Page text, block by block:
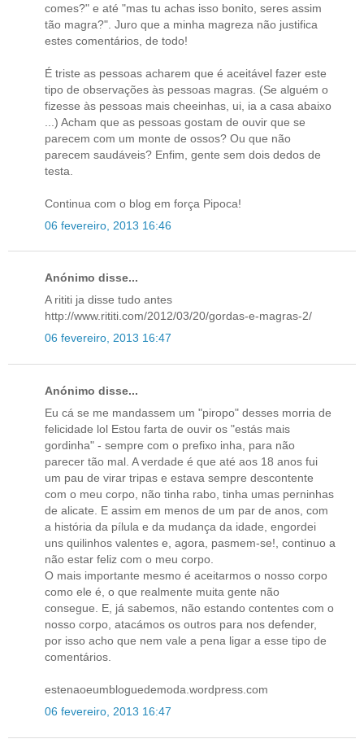
comes?" e até "mas tu achas isso bonito, seres assim
tão magra?". Juro que a minha magreza não justifica
estes comentários, de todo!
É triste as pessoas acharem que é aceitável fazer este
tipo de observações às pessoas magras. (Se alguém o
fizesse às pessoas mais cheeinhas, ui, ia a casa abaixo
...) Acham que as pessoas gostam de ouvir que se
parecem com um monte de ossos? Ou que não
parecem saudáveis? Enfim, gente sem dois dedos de
testa.
Continua com o blog em força Pipoca!
06 fevereiro, 2013 16:46
Anónimo disse...
A rititi ja disse tudo antes
http://www.rititi.com/2012/03/20/gordas-e-magras-2/
06 fevereiro, 2013 16:47
Anónimo disse...
Eu cá se me mandassem um "piropo" desses morria de
felicidade lol Estou farta de ouvir os "estás mais
gordinha" - sempre com o prefixo inha, para não
parecer tão mal. A verdade é que até aos 18 anos fui
um pau de virar tripas e estava sempre descontente
com o meu corpo, não tinha rabo, tinha umas perninhas
de alicate. E assim em menos de um par de anos, com
a história da pílula e da mudança da idade, engordei
uns quilinhos valentes e, agora, pasmem-se!, continuo a
não estar feliz com o meu corpo.
O mais importante mesmo é aceitarmos o nosso corpo
como ele é, o que realmente muita gente não
consegue. E, já sabemos, não estando contentes com o
nosso corpo, atacámos os outros para nos defender,
por isso acho que nem vale a pena ligar a esse tipo de
comentários.
estenaoeumbloguedemoda.wordpress.com
06 fevereiro, 2013 16:47